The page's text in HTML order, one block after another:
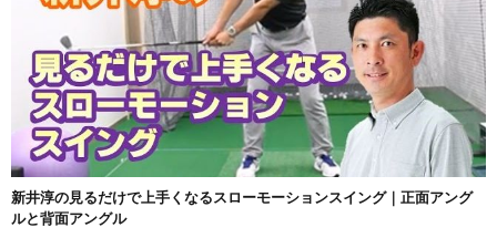
新井淳の見るだけで上手くなるスローモーションスイング｜正面アング
ルと背面アングル